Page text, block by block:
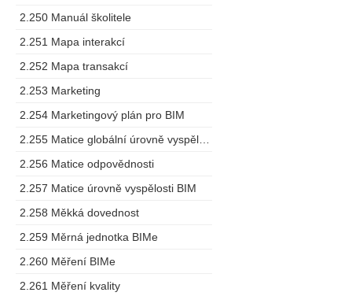
2.250 Manuál školitele
2.251 Mapa interakcí
2.252 Mapa transakcí
2.253 Marketing
2.254 Marketingový plán pro BIM
2.256 Matice odpovědnosti
2.257 Matice úrovně vyspělosti BIM
2.258 Měkká dovednost
2.259 Měrná jednotka BIMe
2.260 Měření BIMe
2.261 Měření kvality